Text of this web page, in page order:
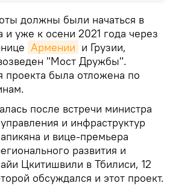
должны были начаться в
и уже к осени 2021 года через
Армении и Грузии,
"Мост Дружбы".
проекта была отложена по
после встречи министра
и инфраструктур
и вице-премьера
развития и
Цкитишвили в Тбилиси, 12
обсуждался и этот проект.